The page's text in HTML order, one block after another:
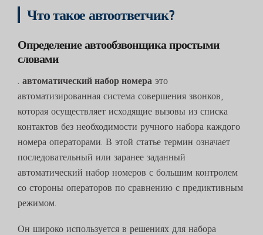
Что такое автоответчик?
Определение автообзвонщика простыми
словами
автоматический набор номера это
автоматизированная система совершения звонков,
которая осуществляет исходящие вызовы из списка
контактов без необходимости ручного набора каждого
номера операторами. В этой статье термин означает
последовательный или заранее заданный
автоматический набор номеров с большим контролем
со стороны операторов по сравнению с предиктивным
режимом.
Он широко используется в решениях для набора